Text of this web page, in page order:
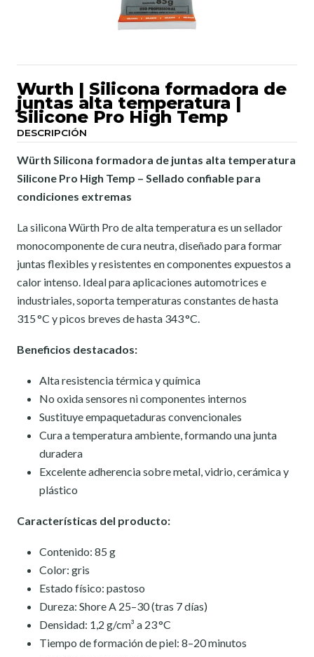
Wurth | Silicona formadora de
juntas alta temperatura |
Silicone Pro High Temp
DESCRIPCIÓN
Würth Silicona formadora de juntas alta temperatura
Silicone Pro High Temp – Sellado confiable para
condiciones extremas
La silicona Würth Pro de alta temperatura es un sellador
monocomponente de cura neutra, diseñado para formar
juntas flexibles y resistentes en componentes expuestos a
calor intenso. Ideal para aplicaciones automotrices e
industriales, soporta temperaturas constantes de hasta
315 °C y picos breves de hasta 343 °C.
Beneficios destacados:
Alta resistencia térmica y química
No oxida sensores ni componentes internos
Sustituye empaquetaduras convencionales
Cura a temperatura ambiente, formando una junta
duradera
Excelente adherencia sobre metal, vidrio, cerámica y
plástico
Características del producto:
Contenido: 85 g
Color: gris
Estado físico: pastoso
Dureza: Shore A 25–30 (tras 7 días)
Densidad: 1,2 g/cm³ a 23 °C
Tiempo de formación de piel: 8–20 minutos